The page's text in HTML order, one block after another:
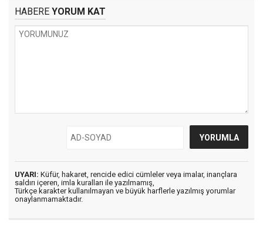
HABERE YORUM KAT
UYARI: Küfür, hakaret, rencide edici cümleler veya imalar, inançlara
saldırı içeren, imla kuralları ile yazılmamış,
Türkçe karakter kullanılmayan ve büyük harflerle yazılmış yorumlar
onaylanmamaktadır.